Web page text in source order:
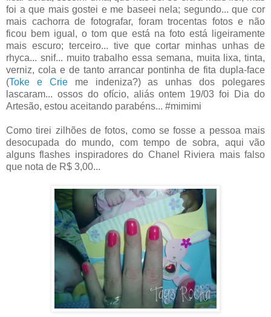
foi a que mais gostei e me baseei nela; segundo... que cor
mais cachorra de fotografar, foram trocentas fotos e não
ficou bem igual, o tom que está na foto está ligeiramente
mais escuro; terceiro... tive que cortar minhas unhas de
rhyca... snif... muito trabalho essa semana, muita lixa, tinta,
verniz, cola e de tanto arrancar pontinha de fita dupla-face
(Toke e Crieme indeniza?) as unhas dos polegares
lascaram... ossos do ofício, aliás ontem 19/03 foi Dia do
Artesão, estou aceitando parabéns... #mimimi
Como tirei zilhões de fotos, como se fosse a pessoa mais
desocupada do mundo, com tempo de sobra, aqui vão
alguns flashes inspiradores do Chanel Riviera mais falso
que nota de R$ 3,00...